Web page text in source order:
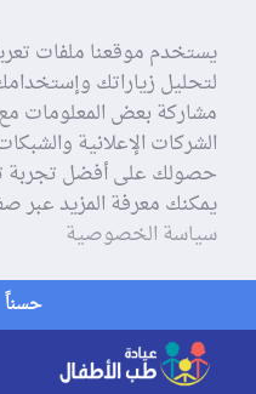
يستخدم موقعنا ملفات
لتحليل زياراتك
الشركات الإعلانية
حصولك على أفضل تجربة
يمكنك معرفة المزيد عبر
سياسة الخصوصية
حسناً